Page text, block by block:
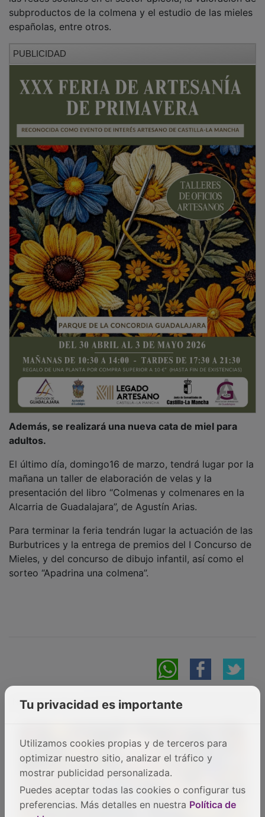
PUBLICIDAD
PUBLICIDAD
PUBLICIDAD
PUBLICIDAD
PUBLICIDAD
PUBLICIDAD
PUBLICIDAD
Tu privacidad es importante
Utilizamos cookies propias y de terceros para
optimizar nuestro sitio, analizar el tráfico y
mostrar publicidad personalizada.
Puedes aceptar todas las cookies o configurar tus
preferencias. Más detalles en nuestra Política de